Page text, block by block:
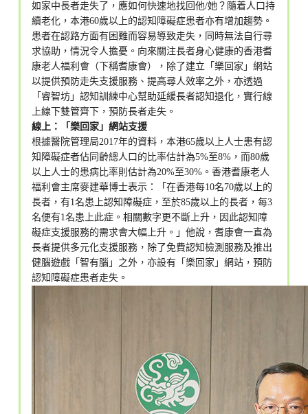
如家中長者走失了，應如何快速地找回他/她？隨着人口持
續老化，本港60歲以上的認知障礙症患者亦有增加趨勢。
患者在認路方面有困難而容易導致走失，同時無法自行尋
求協助，情況令人擔憂。向來關注長者身心健康的香港耆
康老人福利會（下稱耆康會），除了建立「樂回家」網站
以提供預防走失支援服務、提高尋人效率之外，亦透過
「睿智坊」認知訓練中心幫助延緩長者認知退化，實行線
上線下雙管齊下，預防長者走失。
線上：「樂回家」網站支援
根據醫院管理局2017年的資料，本港65歲以上人士患有認
知障礙症者佔同齡總人口的比率估計為5%至8%，而80歲
以上人士的患病比率則估計為20%至30%。香港耆康老人
福利會主席麥建華博士表示：「在香港每10名70歲以上的
長者，有1名患上認知障礙症，至於85歲以上的長者，每3
名便有1名患上此症。相關數字更不斷上升，因此認知障
礙症支援服務的需求會大幅上升。」他說，耆康會一直為
長者提供多元化支援服務，除了免費認知檢測服務及推出
健腦遊戲「智有腦」之外，亦設有「樂回家」網站，預防
認知障礙症患者走失。